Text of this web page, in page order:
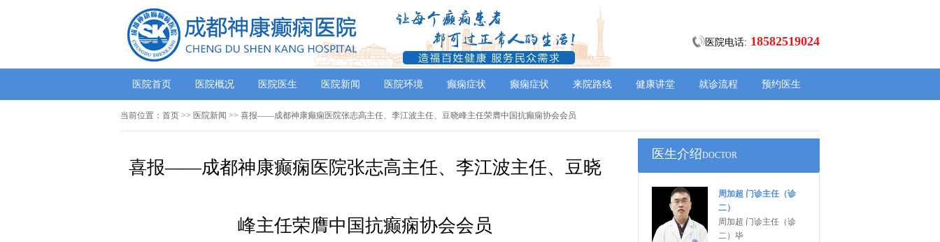
医院电话: 18582519024
医院首页 医院概况 医院医生 医院新闻 医院环境 癫痫症状 癫痫症状 来院路线 健康讲堂 就诊流程 预约医生
当前位置： 首页 >> 医院新闻 >> 喜报——成都神康癫痫医院张志高主任、李江波主任、豆晓峰主任荣膺中国抗癫痫协会会员
喜报——成都神康癫痫医院张志高主任、李江波主任、豆晓
峰主任荣膺中国抗癫痫协会会员
医生介绍DOCTOR
周加超 门诊主任（诊
二）
周加超 门诊主任（诊
二）毕